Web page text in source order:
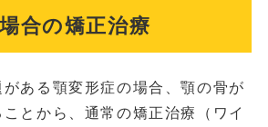
合の矯正治療
ある顎変形症の場合、顎の骨が
とから、通常の矯正治療（ワイ